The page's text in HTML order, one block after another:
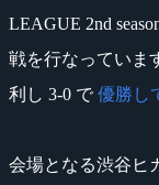
LEAGUE 2nd
戦を行なっていま
利し 3-0 で 優勝し
会場となる渋谷ヒ